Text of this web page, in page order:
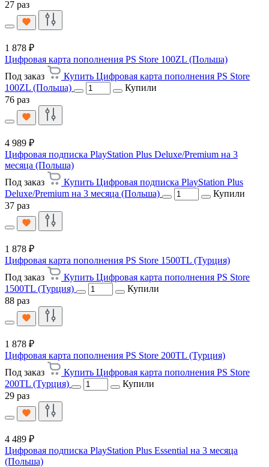
27 раз
1 878 ₽
Цифровая карта пополнения PS Store 100ZL (Польша)
Под заказ
Купить Цифровая карта пополнения PS Store
100ZL (Польша)
Купили
76 раз
4 989 ₽
Цифровая подписка PlayStation Plus Deluxe/Premium на 3
месяца (Польша)
Под заказ
Купить Цифровая подписка PlayStation Plus
Deluxe/Premium на 3 месяца (Польша)
Купили
37 раз
1 878 ₽
Цифровая карта пополнения PS Store 1500TL (Турция)
Под заказ
Купить Цифровая карта пополнения PS Store
1500TL (Турция)
Купили
88 раз
1 878 ₽
Цифровая карта пополнения PS Store 200TL (Турция)
Под заказ
Купить Цифровая карта пополнения PS Store
200TL (Турция)
Купили
29 раз
4 489 ₽
Цифровая подписка PlayStation Plus Essential на 3 месяца
(Польша)